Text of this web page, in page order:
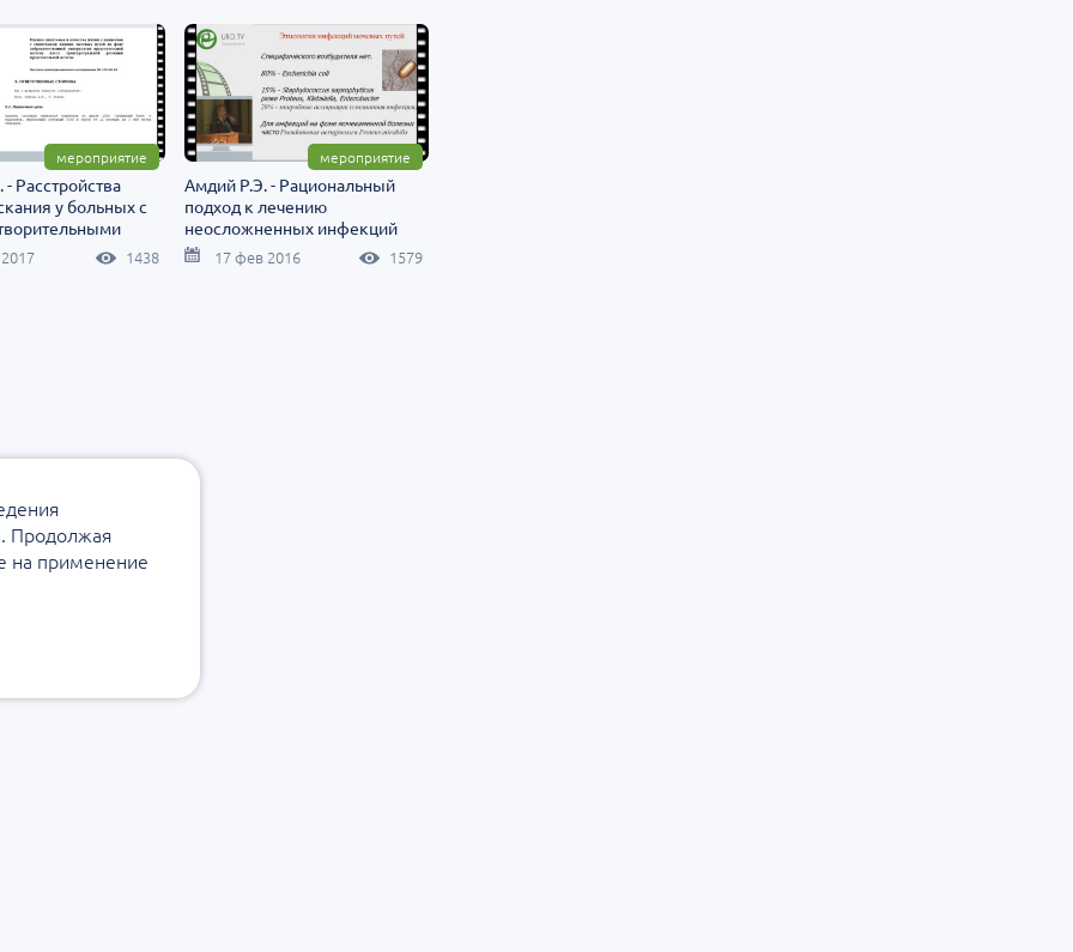
мероприятие
Расстройства
у больных с
хирургического
1438
мероприятие
Амдий Р.Э. - Рациональный
подход к лечению
неосложненных инфекций
мочевых путей
17 фев 2016 1579
Продолжая
на применение